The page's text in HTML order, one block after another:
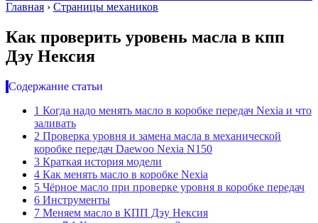
Главная › Страницы механиков
Как проверить уровень масла в кпп
Дэу Нексия
Содержание статьи
1 Когда надо менять масло в коробке передач Nexia и что
заливать
2 Проверка уровня и замена масла в механической
коробке передач Daewoo Nexia N150
3 Краткая история модели
4 Как менять масло в коробке Nexia
5 Чёрное масло при проверке уровня в коробке передач
6 Инструменты
7 Меняем масло в КПП Дэу Нексия